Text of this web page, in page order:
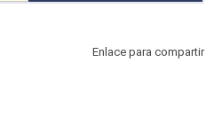
Enlace para compartir